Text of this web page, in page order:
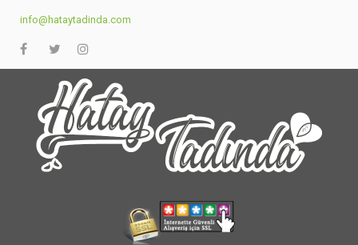
info@hataytadinda.com